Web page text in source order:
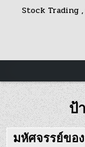
contentStock Trading ,
ป้
มหัศจรรย์ขอ